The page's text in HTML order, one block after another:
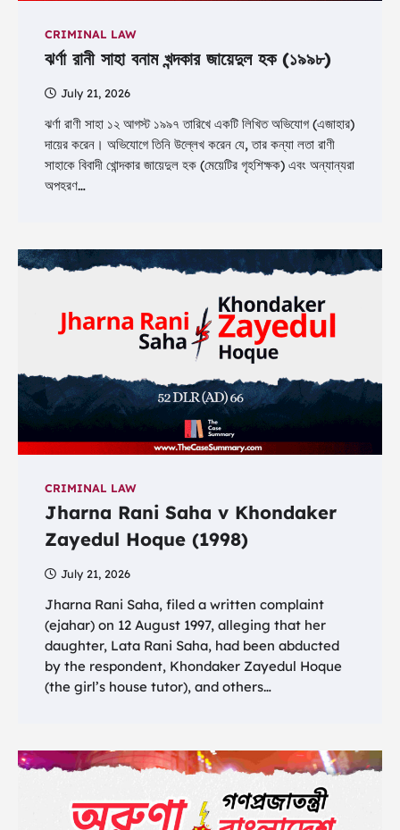
CRIMINAL LAW
ঝর্ণা রানী সাহা বনাম খন্দকার জায়েদুল হক (১৯৯৮)
July 21, 2026
ঝর্ণা রাণী সাহা ১২ আগস্ট ১৯৯৭ তারিখে একটি লিখিত অভিযোগ (এজাহার)
দায়ের করেন। অভিযোগে তিনি উল্লেখ করেন যে, তার কন্যা লতা রাণী
সাহাকে বিবাদী খোন্দকার জায়েদুল হক (মেয়েটির গৃহশিক্ষক) এবং অন্যান্যরা
অপহরণ…
CRIMINAL LAW
Jharna Rani Saha v Khondaker
Zayedul Hoque (1998)
July 21, 2026
Jharna Rani Saha, filed a written complaint
(ejahar) on 12 August 1997, alleging that her
daughter, Lata Rani Saha, had been abducted
by the respondent, Khondaker Zayedul Hoque
(the girl’s house tutor), and others…